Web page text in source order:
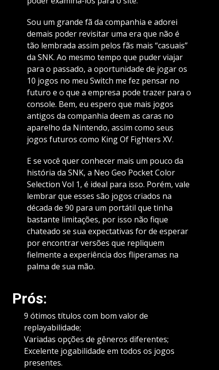
Sou um grande fã da companhia e adorei
demais poder revisitar uma era que não é
tão lembrada assim pelos fãs mais “casuais”
da SNK. Ao mesmo tempo que puder viajar
para o passado, a oportunidade de jogar os
10 jogos no meu Switch me fez pensar no
futuro e o que a empresa pode trazer para o
console. Bem, eu espero que mais jogos
antigos da companhia deem as caras no
aparelho da Nintendo, assim como seus
jogos futuros como King Of Fighters XV.
E se você quer conhecer mais um pouco da
história da SNK, a Neo Geo Pocket Color
Selection Vol 1, é ideal para isso. Porém, vale
lembrar que esses são jogos criados na
década de 90 para um portátil que tinha
bastante limitações, por isso não fique
chateado se sua expectativas for de esperar
por encontrar versões que repliquem
fielmente a experiência dos fliperamas na
palma de sua mão.
Prós:
9 ótimos títulos com bom valor de
replayabilidade;
Variadas opções de gêneros diferentes;
Excelente jogabilidade em todos os jogos
presentes.